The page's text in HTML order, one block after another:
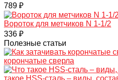
789 ₽
Вороток для метчиков N 1-1/2
336 ₽
Полезные статьи
корончатые сверла
такое HSS-сталь – виды,